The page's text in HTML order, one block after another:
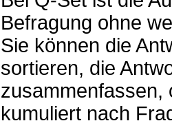
Befragung ohne
Sie können die
sortieren, die
zusammenfassen,
kumuliert nach